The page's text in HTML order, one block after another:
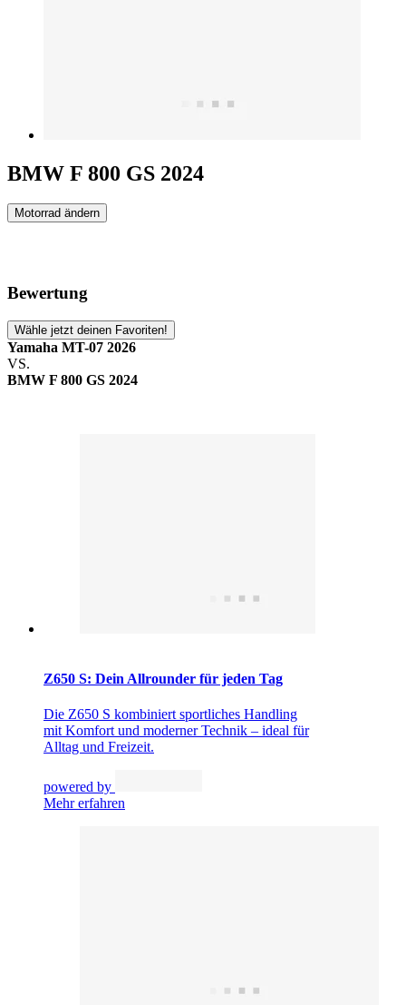
BMW F 800 GS 2024
Motorrad ändern
Bewertung
Wähle jetzt deinen Favoriten!
Yamaha MT-07 2026
VS.
BMW F 800 GS 2024
Z650 S: Dein Allrounder für jeden Tag
Die Z650 S kombiniert sportliches Handling
mit Komfort und moderner Technik – ideal für
Alltag und Freizeit.
powered by
Mehr erfahren